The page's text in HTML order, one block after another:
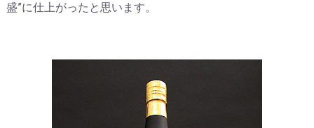
盛”に仕上がったと思います。